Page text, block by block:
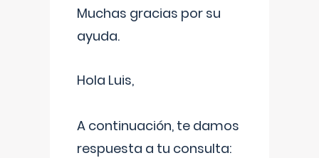
Muchas gracias por su
ayuda.
Hola Luis,
A continuación, te damos
respuesta a tu consulta: